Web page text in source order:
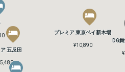
五反田
プレミア 東京ベイ新木場
¥10,890
DG
五反田
プレミア 東京ベイ新木場
¥10,890
DG